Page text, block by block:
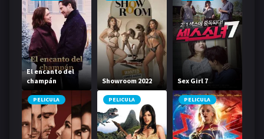
El encanto del
champán
Showroom 2022 Sex Girl 7
PELICULA PELICULA PELICULA